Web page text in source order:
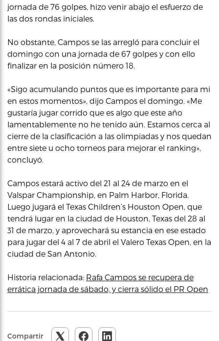
jornada de 76 golpes, hizo venir abajo el esfuerzo de
las dos rondas iniciales.
No obstante, Campos se las arregló para concluir el
domingo con una jornada de 67 golpes y con ello
finalizar en la posición número 18.
«Sigo acumulando puntos que es importante para mi
en estos momentos», dijo Campos el domingo. «Me
gustaría jugar corrido que es algo que este año
lamentablemente no he tenido aún. Estamos cerca al
cierre de la clasificación a las olimpiadas y nos quedan
entre siete u ocho torneos para mejorar el ranking»,
concluyó.
Campos estará activo del 21 al 24 de marzo en el
Valspar Championship, en Palm Harbor, Florida.
Luego jugará el Texas Children’s Houston Open, que
tendrá lugar en la ciudad de Houston, Texas del 28 al
31 de marzo, y aprovechará su estancia en ese estado
para jugar del 4 al 7 de abril el Valero Texas Open, en la
ciudad de San Antonio.
Historia relacionada: Rafa Campos se recupera de
errática jornada de sábado, y cierra sólido el PR Open
Compartir